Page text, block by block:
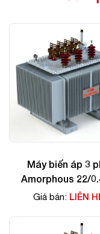
Máy biến áp 3
Amorphous 22/
180KVA
Giá bán: LIÊN